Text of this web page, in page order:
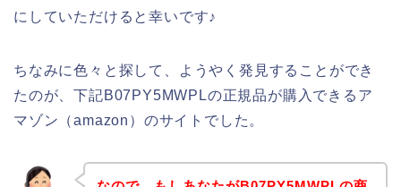
にしていただけると幸いです♪
ちなみに色々と探して、ようやく発見することができ
たのが、下記B07PY5MWPLの正規品が購入できるア
マゾン（amazon）のサイトでした。